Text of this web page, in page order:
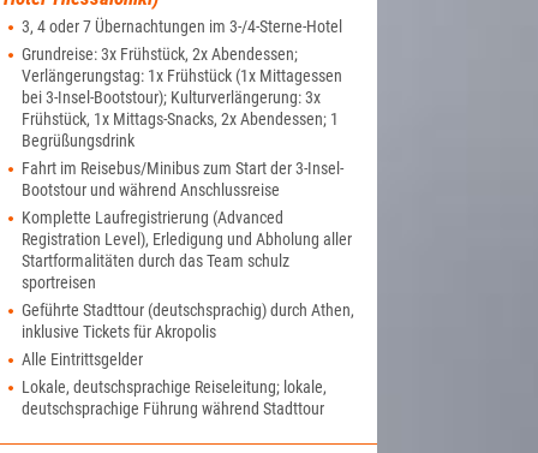
3, 4 oder 7 Übernachtungen im 3-/4-Sterne-Hotel
Grundreise: 3x Frühstück, 2x Abendessen;
Verlängerungstag: 1x Frühstück (1x Mittagessen
bei 3-Insel-Bootstour); Kulturverlängerung: 3x
Frühstück, 1x Mittags-Snacks, 2x Abendessen; 1
Begrüßungsdrink
Fahrt im Reisebus/Minibus zum Start der 3-Insel-
Bootstour und während Anschlussreise
Komplette Laufregistrierung (Advanced
Registration Level), Erledigung und Abholung aller
Startformalitäten durch das Team schulz
sportreisen
Geführte Stadttour (deutschsprachig) durch Athen,
inklusive Tickets für Akropolis
Alle Eintrittsgelder
Lokale, deutschsprachige Reiseleitung; lokale,
deutschsprachige Führung während Stadttour